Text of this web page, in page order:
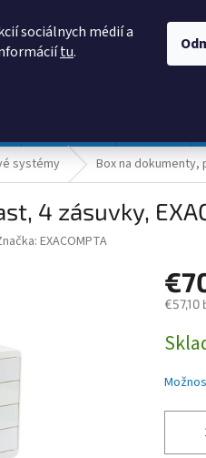
sociálnych médií a
tu.
systémy Box na dokumenty,
4 zásuvky,
EXACOMPTA
€57,10
cena: